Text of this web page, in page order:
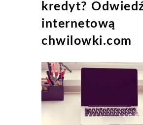
kredyt?
internetową
chwilowki.com